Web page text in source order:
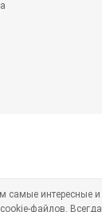
самые
файлов.